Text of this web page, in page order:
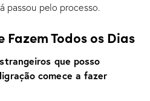
passou pelo processo.
Todos os Dias
que posso
comece a fazer